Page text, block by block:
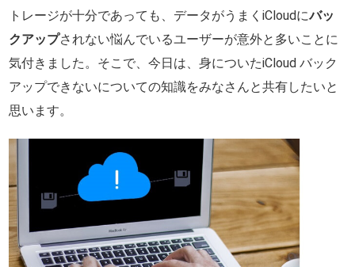
トレージが十分であっても、データがうまくiCloudにバッ
クアップされない悩んでいるユーザーが意外と多いことに
気付きました。そこで、今日は、身についたiCloud バック
アップできないについての知識をみなさんと共有したいと
思います。